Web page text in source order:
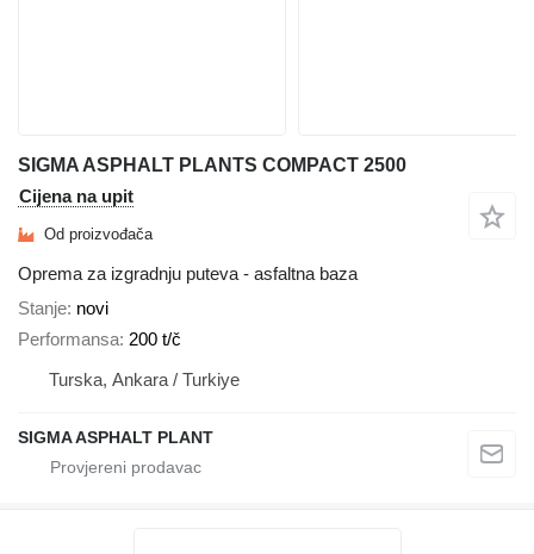
SIGMA ASPHALT PLANTS COMPACT 2500
Cijena na upit
Od proizvođača
Oprema za izgradnju puteva - asfaltna baza
Stanje novi
Performansa 200 t/č
Turska, Ankara / Turkiye
SIGMA ASPHALT PLANT